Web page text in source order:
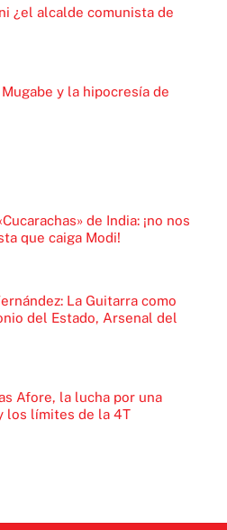
¿el alcalde comunista de
y la hipocresía de
de India: ¡no nos
que caiga Modi!
La Guitarra como
del Estado, Arsenal del
Afore, la lucha por una
los límites de la 4T